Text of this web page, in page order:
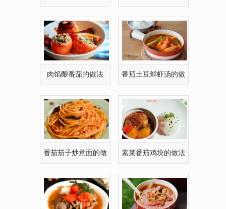
肉馅酿番茄的做法 番茄土豆鲜虾汤的做
番茄茄子炒意面的做 素菜番茄鸡块的做法